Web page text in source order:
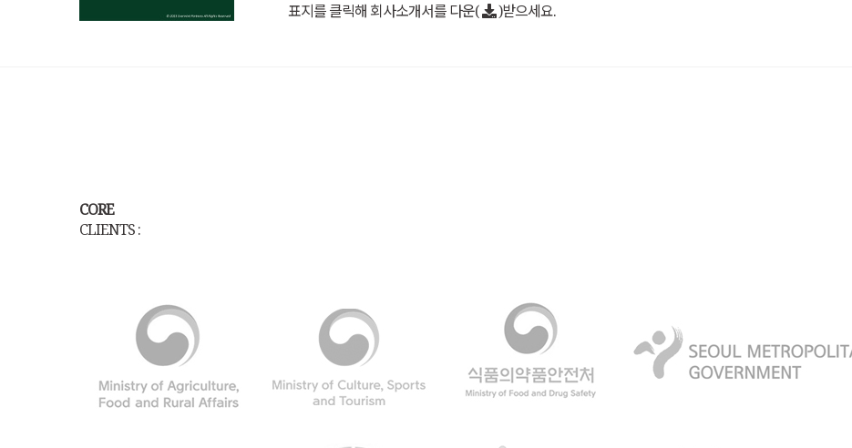
표지를 클릭해 회사소개서를 다운(
)받으세요.
CORE
CLIENTS :